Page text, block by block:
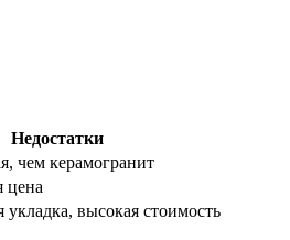
Недостатки
чем керамогранит
цена
укладка, высокая стоимость